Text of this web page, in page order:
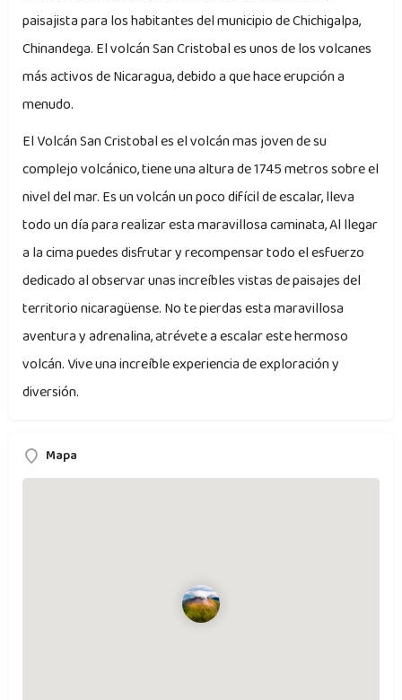
paisajista para los habitantes del municipio de Chichigalpa,
Chinandega. El volcán San Cristobal es unos de los volcanes
más activos de Nicaragua, debido a que hace erupción a
menudo.
El Volcán San Cristobal es el volcán mas joven de su
complejo volcánico, tiene una altura de 1745 metros sobre el
nivel del mar. Es un volcán un poco difícil de escalar, lleva
todo un día para realizar esta maravillosa caminata, Al llegar
a la cima puedes disfrutar y recompensar todo el esfuerzo
dedicado al observar unas increíbles vistas de paisajes del
territorio nicaragüense. No te pierdas esta maravillosa
aventura y adrenalina, atrévete a escalar este hermoso
volcán. Vive una increíble experiencia de exploración y
diversión.
Mapa